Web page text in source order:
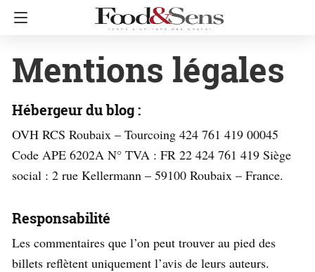
Mentions légales
Hébergeur du blog :
OVH RCS Roubaix – Tourcoing 424 761 419 00045
Code APE 6202A N° TVA : FR 22 424 761 419 Siège
social : 2 rue Kellermann – 59100 Roubaix – France.
Responsabilité
Les commentaires que l’on peut trouver au pied des
billets reflètent uniquement l’avis de leurs auteurs.